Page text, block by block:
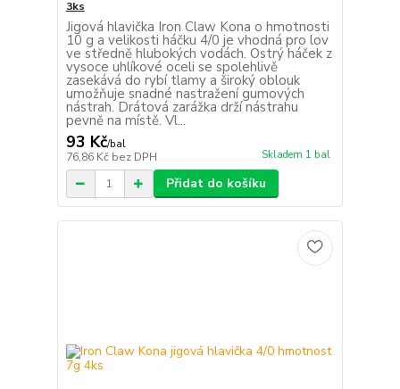
3ks
Jigová hlavička Iron Claw Kona o hmotnosti
10 g a velikosti háčku 4/0 je vhodná pro lov
ve středně hlubokých vodách. Ostrý háček z
vysoce uhlíkové oceli se spolehlivě
zasekává do rybí tlamy a široký oblouk
umožňuje snadné nastražení gumových
nástrah. Drátová zarážka drží nástrahu
pevně na místě. Vl...
93 Kč/bal
76,86 Kč bez DPH Skladem 1 bal
Přidat do košíku